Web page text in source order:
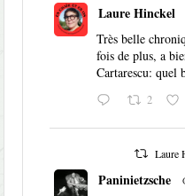
Laure Hinckel
Très belle
fois de plus, a
Cartarescu: quel
2
Laure
Paninietzsche